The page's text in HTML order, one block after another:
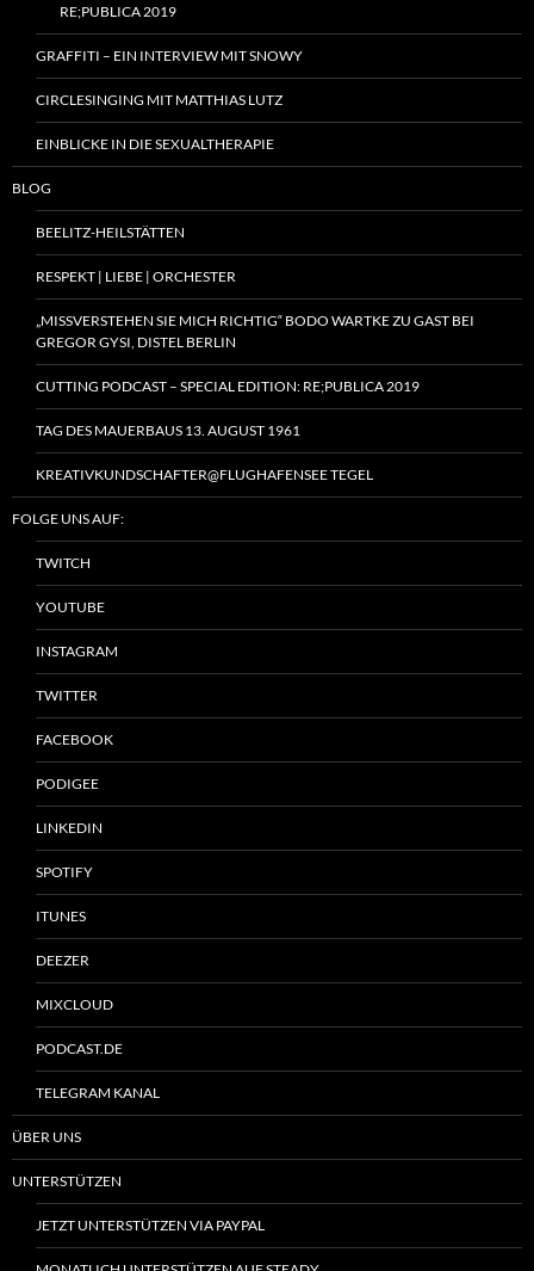
RE;PUBLICA 2019
GRAFFITI – EIN INTERVIEW MIT SNOWY
CIRCLESINGING MIT MATTHIAS LUTZ
EINBLICKE IN DIE SEXUALTHERAPIE
BLOG
BEELITZ-HEILSTÄTTEN
RESPEKT | LIEBE | ORCHESTER
„MISSVERSTEHEN SIE MICH RICHTIG“ BODO WARTKE ZU GAST BEI
GREGOR GYSI, DISTEL BERLIN
CUTTING PODCAST – SPECIAL EDITION: RE;PUBLICA 2019
TAG DES MAUERBAUS 13. AUGUST 1961
KREATIVKUNDSCHAFTER@FLUGHAFENSEE TEGEL
FOLGE UNS AUF:
TWITCH
YOUTUBE
INSTAGRAM
TWITTER
FACEBOOK
PODIGEE
LINKEDIN
SPOTIFY
ITUNES
DEEZER
MIXCLOUD
PODCAST.DE
TELEGRAM KANAL
ÜBER UNS
UNTERSTÜTZEN
JETZT UNTERSTÜTZEN VIA PAYPAL